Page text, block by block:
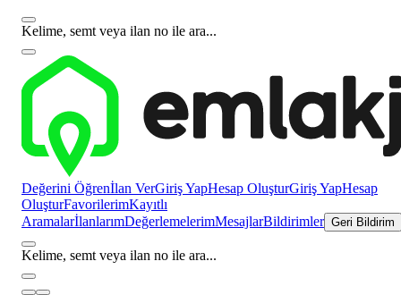
Kelime, semt veya ilan no ile ara...
Değerini Öğrenİlan VerGiriş YapHesap OluşturGiriş YapHesap
OluşturFavorilerimKayıtlı
AramalarİlanlarımDeğerlemelerimMesajlarBildirimler Geri Bildirim
Kelime, semt veya ilan no ile ara...